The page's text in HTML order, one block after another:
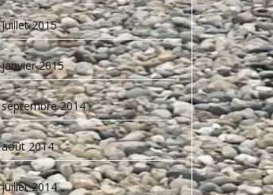
juillet 2015
janvier 2015
septembre 2014
août 2014
juillet 2014